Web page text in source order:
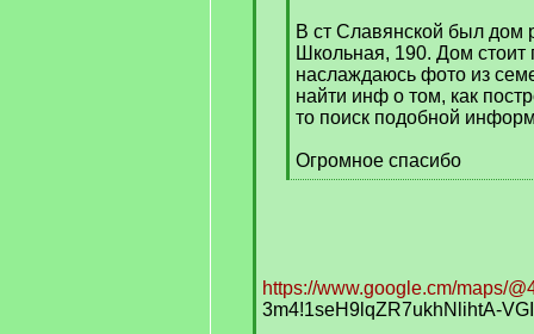
В ст Славянской был дом
Школьная, 190. Дом стоит
наслаждаюсь фото из
найти инф о том, как
то поиск подобной
Огромное спасибо
[
https://www.google.cm/maps/
3m4!1seH9lqZR7ukhNlihtA-